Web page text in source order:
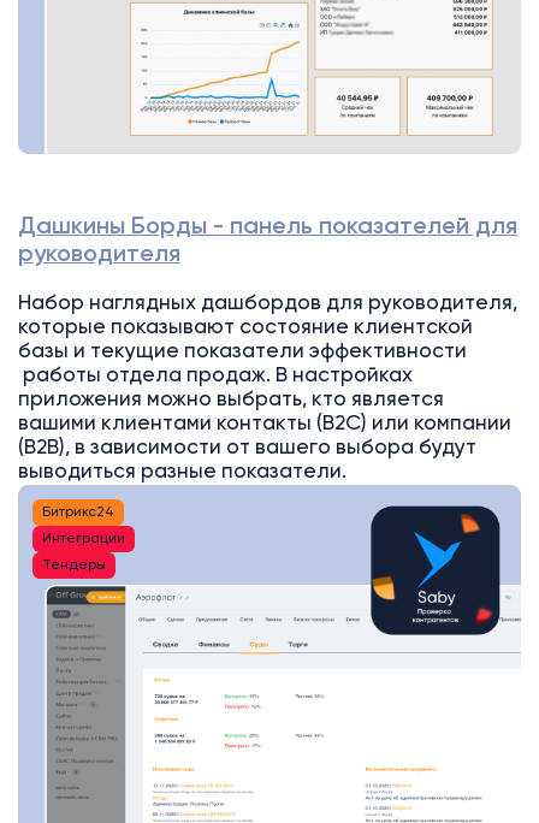
Дашкины Борды - панель показателей для
руководителя
Набор наглядных дашбордов для руководителя,
которые показывают состояние клиентской
базы и текущие показатели эффективности
работы отдела продаж. В настройках
приложения можно выбрать, кто является
вашими клиентами контакты (B2C) или компании
(B2B), в зависимости от вашего выбора будут
выводиться разные показатели.
Битрикс24
Интеграции
Тендеры